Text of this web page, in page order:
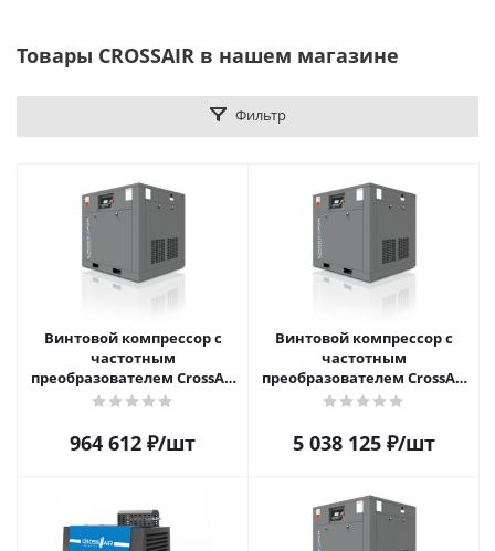
Товары CROSSAIR в нашем магазине
Фильтр
Винтовой компрессор с
частотным
преобразователем CrossAir
CA75-8GA-F
964 612 ₽/шт
Винтовой компрессор с
частотным
преобразователем CrossAir
CA250-10GA
5 038 125₽/шт